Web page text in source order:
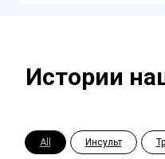
Истории
All Инсульт